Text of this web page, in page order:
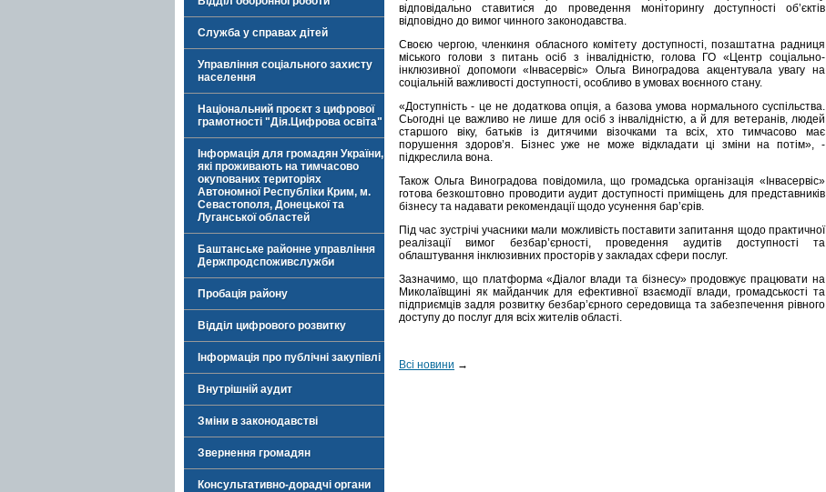
Служба у справах дітей
Управління соціального захисту
населення
Національний проєкт з цифрової
грамотності "Дія.Цифрова освіта"
Інформація для громадян України,
які проживають на тимчасово
окупованих територіях
Автономної Республіки Крим, м.
Севастополя, Донецької та
Луганської областей
Баштанське районне управління
Держпродспоживслужби
Пробація району
Відділ цифрового розвитку
Інформація про публічні закупівлі
Внутрішній аудит
Зміни в законодавстві
Звернення громадян
Консультативно-дорадчі органи
відповідально ставитися до проведення моніторингу доступності об’єктів
відповідно до вимог чинного законодавства.
Своєю чергою, членкиня обласного комітету доступності, позаштатна радниця
міського голови з питань осіб з інвалідністю, голова ГО «Центр соціально-
інклюзивної допомоги «Інвасервіс» Ольга Виноградова акцентувала увагу на
соціальній важливості доступності, особливо в умовах воєнного стану.
«Доступність - це не додаткова опція, а базова умова нормального суспільства.
Сьогодні це важливо не лише для осіб з інвалідністю, а й для ветеранів, людей
старшого віку, батьків із дитячими візочками та всіх, хто тимчасово має
порушення здоров’я. Бізнес уже не може відкладати ці зміни на потім», -
підкреслила вона.
Також Ольга Виноградова повідомила, що громадська організація «Інвасервіс»
готова безкоштовно проводити аудит доступності приміщень для представників
бізнесу та надавати рекомендації щодо усунення бар’єрів.
Під час зустрічі учасники мали можливість поставити запитання щодо практичної
реалізації вимог безбар’єрності, проведення аудитів доступності та
облаштування інклюзивних просторів у закладах сфери послуг.
Зазначимо, що платформа «Діалог влади та бізнесу» продовжує працювати на
Миколаївщині як майданчик для ефективної взаємодії влади, громадськості та
підприємців задля розвитку безбар’єрного середовища та забезпечення рівного
доступу до послуг для всіх жителів області.
Всі новини →